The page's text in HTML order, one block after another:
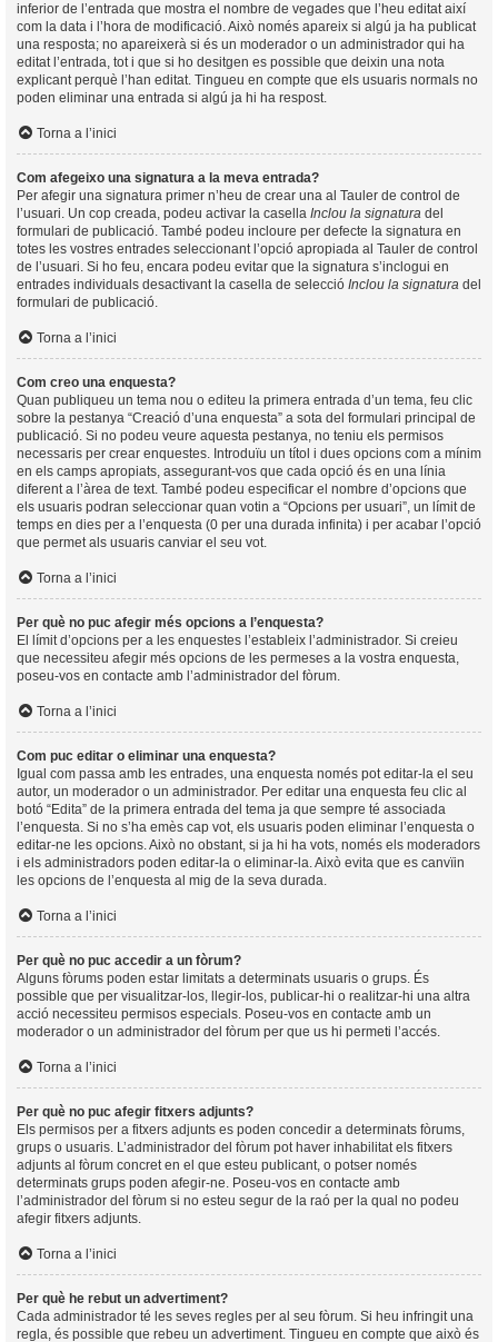
inferior de l’entrada que mostra el nombre de vegades que l’heu editat així
com la data i l’hora de modificació. Això només apareix si algú ja ha publicat
una resposta; no apareixerà si és un moderador o un administrador qui ha
editat l’entrada, tot i que si ho desitgen es possible que deixin una nota
explicant perquè l’han editat. Tingueu en compte que els usuaris normals no
poden eliminar una entrada si algú ja hi ha respost.
Torna a l’inici
Com afegeixo una signatura a la meva entrada?
Per afegir una signatura primer n’heu de crear una al Tauler de control de
l’usuari. Un cop creada, podeu activar la casella Inclou la signatura del
formulari de publicació. També podeu incloure per defecte la signatura en
totes les vostres entrades seleccionant l’opció apropiada al Tauler de control
de l’usuari. Si ho feu, encara podeu evitar que la signatura s’inclogui en
entrades individuals desactivant la casella de selecció Inclou la signatura del
formulari de publicació.
Torna a l’inici
Com creo una enquesta?
Quan publiqueu un tema nou o editeu la primera entrada d’un tema, feu clic
sobre la pestanya “Creació d’una enquesta” a sota del formulari principal de
publicació. Si no podeu veure aquesta pestanya, no teniu els permisos
necessaris per crear enquestes. Introduïu un títol i dues opcions com a mínim
en els camps apropiats, assegurant-vos que cada opció és en una línia
diferent a l’àrea de text. També podeu especificar el nombre d’opcions que
els usuaris podran seleccionar quan votin a “Opcions per usuari”, un límit de
temps en dies per a l’enquesta (0 per una durada infinita) i per acabar l’opció
que permet als usuaris canviar el seu vot.
Torna a l’inici
Per què no puc afegir més opcions a l’enquesta?
El límit d’opcions per a les enquestes l’estableix l’administrador. Si creieu
que necessiteu afegir més opcions de les permeses a la vostra enquesta,
poseu-vos en contacte amb l’administrador del fòrum.
Torna a l’inici
Com puc editar o eliminar una enquesta?
Igual com passa amb les entrades, una enquesta només pot editar-la el seu
autor, un moderador o un administrador. Per editar una enquesta feu clic al
botó “Edita” de la primera entrada del tema ja que sempre té associada
l’enquesta. Si no s’ha emès cap vot, els usuaris poden eliminar l’enquesta o
editar-ne les opcions. Això no obstant, si ja hi ha vots, només els moderadors
i els administradors poden editar-la o eliminar-la. Això evita que es canvïin
les opcions de l’enquesta al mig de la seva durada.
Torna a l’inici
Per què no puc accedir a un fòrum?
Alguns fòrums poden estar limitats a determinats usuaris o grups. És
possible que per visualitzar-los, llegir-los, publicar-hi o realitzar-hi una altra
acció necessiteu permisos especials. Poseu-vos en contacte amb un
moderador o un administrador del fòrum per que us hi permeti l’accés.
Torna a l’inici
Per què no puc afegir fitxers adjunts?
Els permisos per a fitxers adjunts es poden concedir a determinats fòrums,
grups o usuaris. L’administrador del fòrum pot haver inhabilitat els fitxers
adjunts al fòrum concret en el que esteu publicant, o potser només
determinats grups poden afegir-ne. Poseu-vos en contacte amb
l’administrador del fòrum si no esteu segur de la raó per la qual no podeu
afegir fitxers adjunts.
Torna a l’inici
Per què he rebut un advertiment?
Cada administrador té les seves regles per al seu fòrum. Si heu infringit una
regla, és possible que rebeu un advertiment. Tingueu en compte que això és